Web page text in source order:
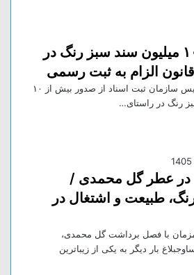
صدور بیش از ۱۰ میلیون سند سبز رنگ در
الزام به ثبت رسمی
به گزارش کاوک نیوزرئیس سازمان ثبت اسناد از صدور بیش از ۱۰
رنگ در راستای…
در عطر گل محمدی /
طبیعت و اشتغال در
با فصل برداشت گل محمدی،
بار دیگر به یکی از زیباترین